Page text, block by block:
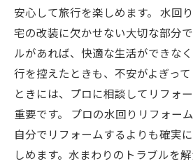
安心して旅行を楽しめます。 水回
宅の改装に欠かせない大切な部分
ルがあれば、快適な生活ができな
行を控えたときも、不安がよぎっ
ときには、プロに相談してリフォ
重要です。 プロの水回りリフォー
自分でリフォームするよりも確実
しめます。水まわりのトラブルを